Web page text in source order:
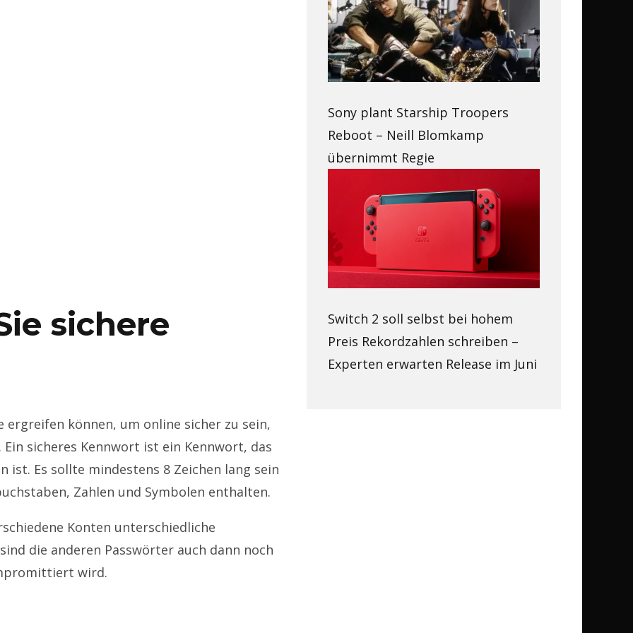
sichere
ergreifen können, um online sicher zu sein,
sicheres Kennwort ist ein Kennwort, das
ist. Es sollte mindestens 8 Zeichen lang sein
Zahlen und Symbolen enthalten.
Konten unterschiedliche
die anderen Passwörter auch dann noch
wird.
Sony plant Starship Troopers
Reboot – Neill Blomkamp
übernimmt Regie
Switch 2 soll selbst bei hohem
Preis Rekordzahlen schreiben –
Experten erwarten Release im Juni